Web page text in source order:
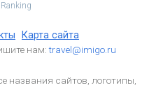
Карта сайта
нам:travel@imigo.ru
названия сайтов, логотипы,